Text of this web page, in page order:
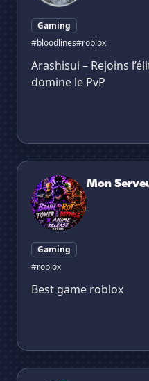
Gaming
#bloodlines#roblox
Arashisui – Rejoins
domine le PvP
Mon Serveur
Mon
Gaming
#roblox
Best game roblox
The Strongest